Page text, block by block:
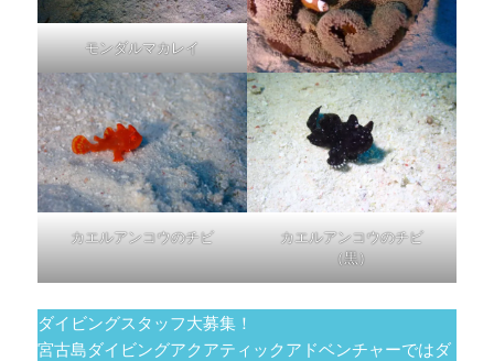
モンダルマカレイ
カエルアンコウのチビ
カエルアンコウのチビ
（黒）
ダイビングスタッフ大募集！
宮古島ダイビングアクアティックアドベンチャーではダ